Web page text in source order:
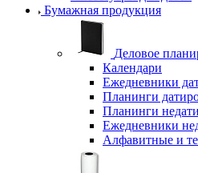
Бумажная продукция
Деловое
Календари
Ежедневники
Планинги
Планинги
Ежедневники
Алфавитные и